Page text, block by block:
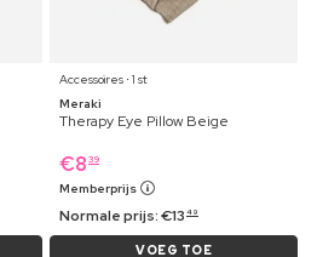
Accessoires ⋅ 1 st
Meraki
Therapy Eye Pillow Beige
€8 39
Memberprijs
Normale prijs:€13 49
VOEG TOE